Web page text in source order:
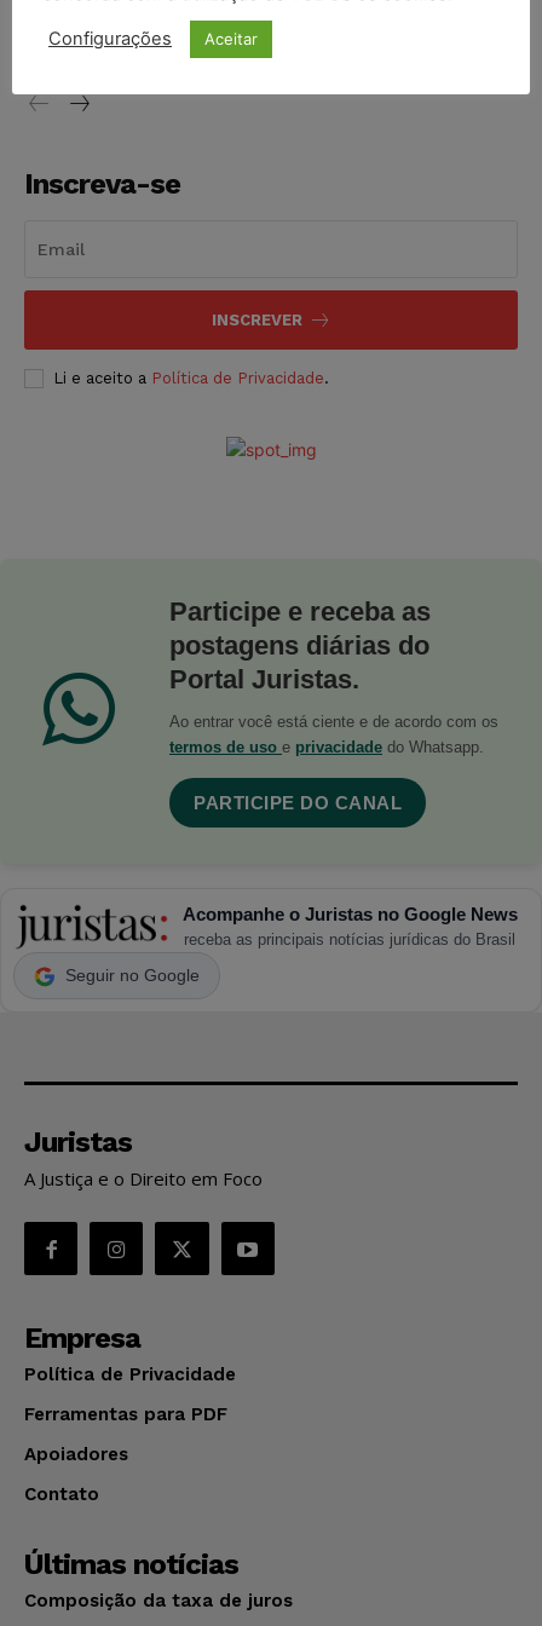
vendia canetas emagrecedoras no local de trabalho
NOTÍCIAS 07/08/2026
Inscreva-se
INSCREVER
Li e aceito a Política de Privacidade.
Participe e receba as
postagens diárias do
Portal Juristas.
Ao entrar você está ciente e de acordo com os
termos de uso e privacidade do Whatsapp.
PARTICIPE DO CANAL
Acompanhe o Juristas no Google News
receba as principais notícias jurídicas do Brasil
Seguir no Google
Juristas
A Justiça e o Direito em Foco
Empresa
Política de Privacidade
Ferramentas para PDF
Apoiadores
Contato
Últimas notícias
Composição da taxa de juros
Configurações Aceitar